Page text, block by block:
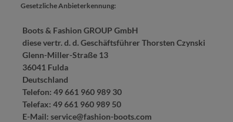
Gesetzliche Anbieterkennung:
Boots & Fashion GROUP GmbH
diese vertr. d. d. Geschäftsführer Thorsten Czynski
Glenn-Miller-Straße 13
36041 Fulda
Deutschland
Telefon: 49 661 960 989 30
Telefax: 49 661 960 989 50
E-Mail: service@fashion-boots.com